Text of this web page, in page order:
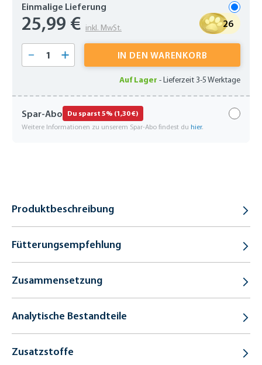
Einmalige Lieferung
25,99 € inkl. MwSt. 26
Produkt Anzahl: Gib den gewünschten
IN DEN WARENKORB
Auf Lager -Lieferzeit 3-5 Werktage
Spar-Abo Du sparst 5% (1,30 €)
Weitere Informationen zu unserem Spar-Abo findest du hier.
Produktbeschreibung
Fütterungsempfehlung
Zusammensetzung
Analytische Bestandteile
Zusatzstoffe